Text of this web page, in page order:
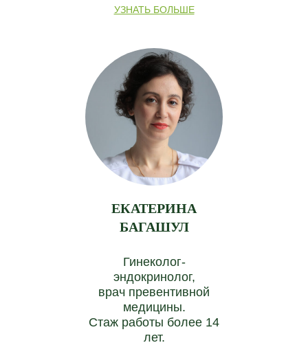
Выявление воспалительных состояний, предикция
процессов детоксикации.
ПИЩЕВАРЕНИЕ
Проверка качества усвоения макронутриентов
(белков, жиров, углеводов), предикция заболевания
УЗНАТЬ БОЛЬШЕ
ЕКАТЕРИНА
БАГАШУЛ
Гинеколог-
эндокринолог,
врач превентивной
медицины.
Стаж работы более 14
лет.